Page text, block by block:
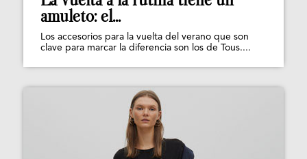
amuleto: el...
Los accesorios para la vuelta del verano que son
clave para marcar la diferencia son los de Tous....